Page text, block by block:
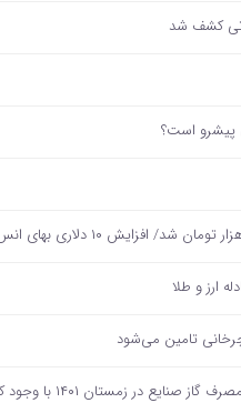
پیشرو است؟
ارز و طلا
تامین می‌شود
زمستان ۱۴۰۱ با وجود کاهش شدید دما